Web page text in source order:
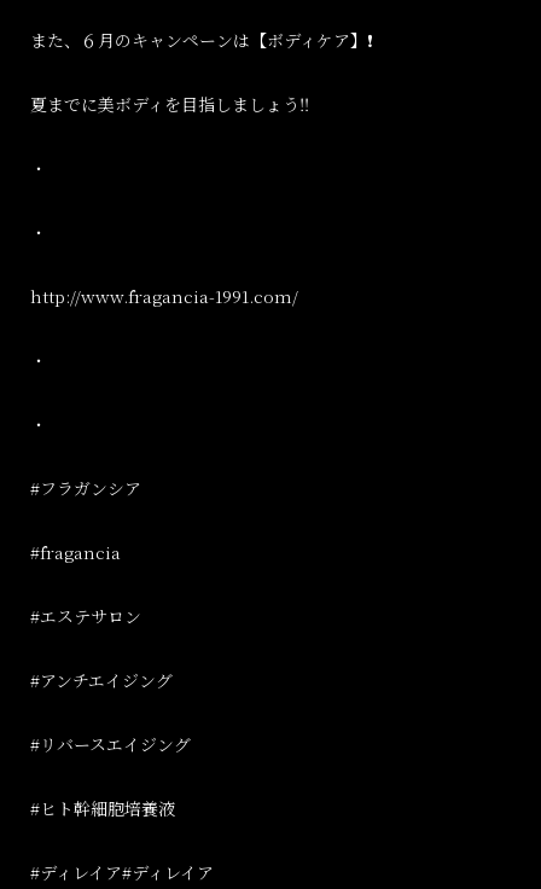
また、６月のキャンペーンは【ボディケア】❗️
夏までに美ボディを目指しましょう‼️
・
・
http://www.fragancia-1991.com/
・
・
#フラガンシア
#fragancia
#エステサロン
#アンチエイジング
#リバースエイジング
#ヒト幹細胞培養液
#ディレイア#ディレイア